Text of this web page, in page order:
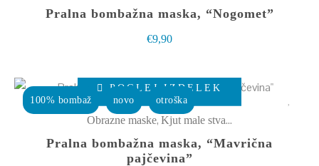
izdelka
izberete
na
izdelka
Pralna bombažna maska, “Nogomet”
€9,90
100% bombaž novo otroška
POGLEJ IZDELEK
Ta
več
Obrazne maske, Kjut male stvarce
Pralna bombažna maska, “Mavrična
pajčevina”